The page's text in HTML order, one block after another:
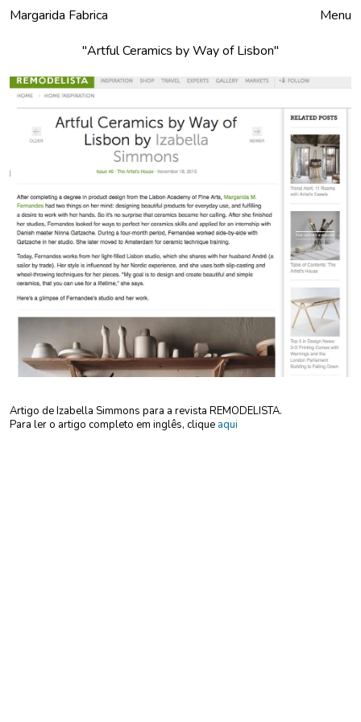
Margarida Fabrica Menu
Produtos
Encomendar
Índice
Sobre
"Artful Ceramics by Way of Lisbon"
Artigo de Izabella Simmons para a revista REMODELISTA.
Para ler o artigo completo em inglês, clique aqui